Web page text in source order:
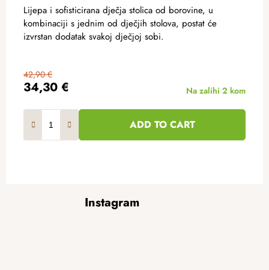
34,30 €
42,90 €
Na zalihi 2 kom
ADD TO CART
Lijepa i sofisticirana dječja stolica od borovine, u
kombinaciji s jednim od dječjih stolova, postat će
izvrstan dodatak svakoj dječjoj sobi.
Instagram